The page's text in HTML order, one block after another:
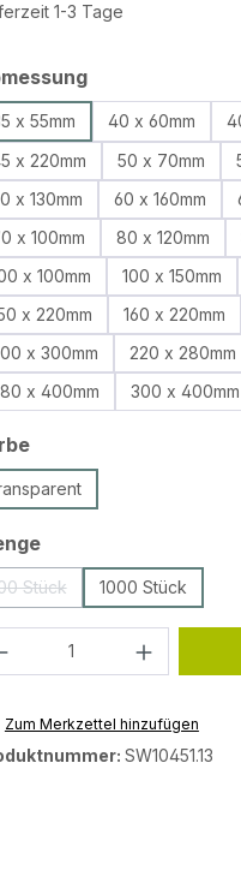
1-3 Tage
auswählen
x 55mm 40 x 60mm
x 220mm
50 x 70mm
x 130mm
60 x 160mm
x 100mm
80 x 120mm
x 100mm
100 x 150mm
x 220mm
160 x 220mm
x 300mm
220 x 280mm
x 400mm
300 x 400mm
auswählen
auswählen
Stück 1000 Stück
Anzahl:
Zum Merkzettel hinzufügen
SW10451.13